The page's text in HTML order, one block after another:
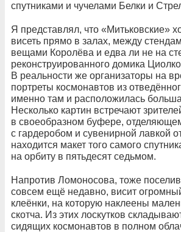
спутниками и чучелами Белки и
Я представлял, что «Митьковские»
висеть прямо в залах, между
вещами Королёва и едва ли не на
реконструированного домика
В реальности же организаторы на
портреты космонавтов из
именно там и расположилась
Несколько картин встречают
в своеобразном буфере,
с гардеробом и сувенирной лавкой
находится макет того самого
на орбиту в пятьдесят седьмом.
Напротив Ломоносова, тоже
совсем ещё недавно, висит
клеёнки, на которую наклеены
скотча. Из этих лоскутков
сидящих космонавтов в полном